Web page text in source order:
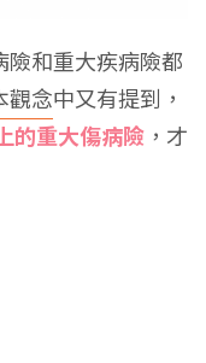
和重大疾病險都
觀念中又有提到，
的重大傷病險 ，才